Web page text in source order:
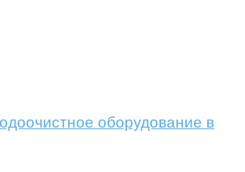
оборудование в